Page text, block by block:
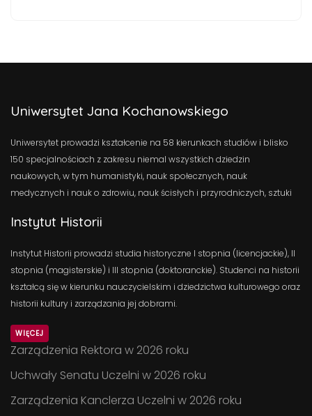
Uniwersytet Jana Kochanowskiego
Uniwersytet prowadzi kształcenie na 58 kierunkach studiów i blisko
150 specjalnościach z zakresu niemal wszystkich dziedzin
naukowych, w tym humanistyki, nauk społecznych, nauk
medycznych i nauk o zdrowiu, nauk ścisłych i przyrodniczych, sztuki
Instytut Historii
Instytut Historii prowadzi studia historyczne I stopnia (licencjackie), II
stopnia (magisterskie) i III stopnia (doktoranckie). Studenci na historii
kształcą się w kierunku nauczycielskim i dziedzictwa kulturowego oraz
historii kultury i zarządzania jej dobrami.
WIĘCEJ
Zarządzenia Rektora w 2026 roku
Uchwały Senatu Uczelni w 2026 roku
Zarządzenia Kanclerza Uczelni w 2026 roku